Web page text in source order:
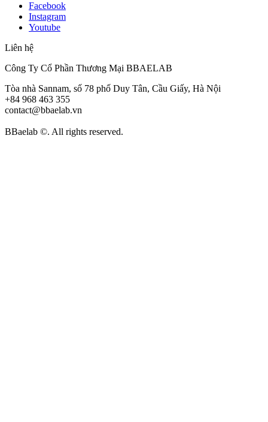
Facebook
Instagram
Youtube
Liên hệ
Công Ty Cổ Phần Thương Mại BBAELAB
Tòa nhà Sannam, số 78 phố Duy Tân, Cầu Giấy, Hà Nội
+84 968 463 355
contact@bbaelab.vn
BBaelab ©. All rights reserved.